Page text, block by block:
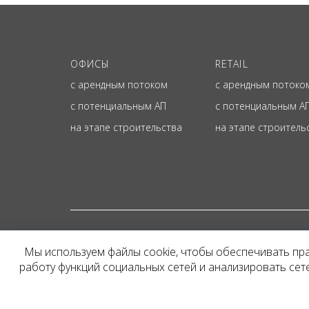
ОФИСЫ
с арендным потоком
с потенциальным АП
на этапе строительства
RETAIL
с арендным
с потенциальным
на этапе
Представленная на
и не является
Мы используем файлы cookie, чтобы обеспечивать
работу функций социальных сетей и анализировать